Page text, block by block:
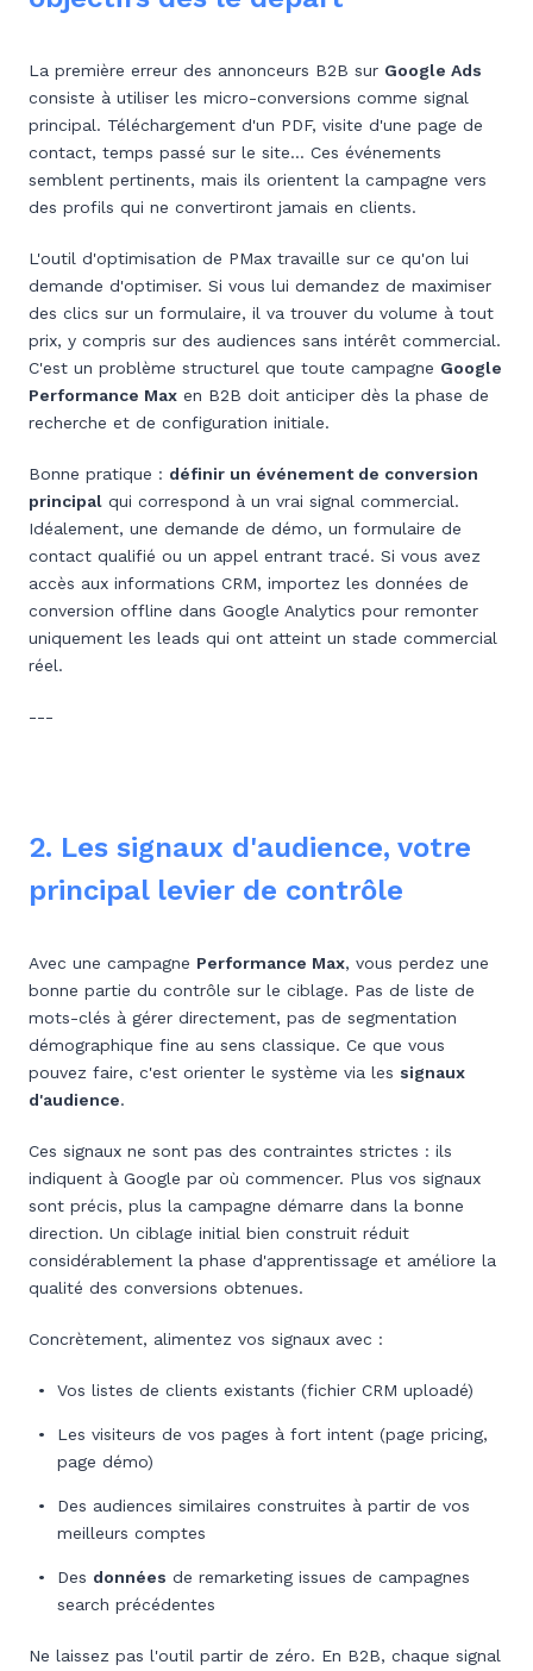
La première erreur des annonceurs B2B sur Google Ads
consiste à utiliser les micro-conversions comme signal
principal. Téléchargement d'un PDF, visite d'une page de
contact, temps passé sur le site... Ces événements
semblent pertinents, mais ils orientent la campagne vers
des profils qui ne convertiront jamais en clients.
L'outil d'optimisation de PMax travaille sur ce qu'on lui
demande d'optimiser. Si vous lui demandez de maximiser
des clics sur un formulaire, il va trouver du volume à tout
prix, y compris sur des audiences sans intérêt commercial.
C'est un problème structurel que toute campagne Google
Performance Max en B2B doit anticiper dès la phase de
recherche et de configuration initiale.
Bonne pratique : définir un événement de conversion
principal qui correspond à un vrai signal commercial.
Idéalement, une demande de démo, un formulaire de
contact qualifié ou un appel entrant tracé. Si vous avez
accès aux informations CRM, importez les données de
conversion offline dans Google Analytics pour remonter
uniquement les leads qui ont atteint un stade commercial
réel.
---
2. Les signaux d'audience, votre
principal levier de contrôle
Avec une campagne Performance Max, vous perdez une
bonne partie du contrôle sur le ciblage. Pas de liste de
mots-clés à gérer directement, pas de segmentation
démographique fine au sens classique. Ce que vous
pouvez faire, c'est orienter le système via les signaux
d'audience.
Ces signaux ne sont pas des contraintes strictes : ils
indiquent à Google par où commencer. Plus vos signaux
sont précis, plus la campagne démarre dans la bonne
direction. Un ciblage initial bien construit réduit
considérablement la phase d'apprentissage et améliore la
qualité des conversions obtenues.
Concrètement, alimentez vos signaux avec :
Vos listes de clients existants (fichier CRM uploadé)
Les visiteurs de vos pages à fort intent (page pricing,
page démo)
Des audiences similaires construites à partir de vos
meilleurs comptes
Des données de remarketing issues de campagnes
search précédentes
Ne laissez pas l'outil partir de zéro. En B2B, chaque signal